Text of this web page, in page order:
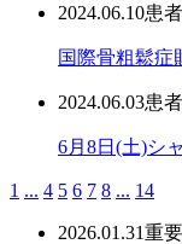
2024.06.10患
国際骨粗鬆症
2024.06.03患
6月8日(土)シ
1 ... 4 5 6 7 8 ... 14
2026.01.31重